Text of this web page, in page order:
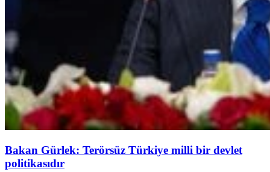
Bakan Gürlek: Terörsüz Türkiye milli bir devlet
politikasıdır